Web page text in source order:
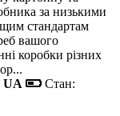
за низькими
стандартам
вашого
коробки різних
UA
Стан: